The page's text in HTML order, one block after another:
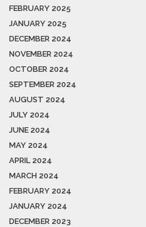
FEBRUARY 2025
JANUARY 2025
DECEMBER 2024
NOVEMBER 2024
OCTOBER 2024
SEPTEMBER 2024
AUGUST 2024
JULY 2024
JUNE 2024
MAY 2024
APRIL 2024
MARCH 2024
FEBRUARY 2024
JANUARY 2024
DECEMBER 2023